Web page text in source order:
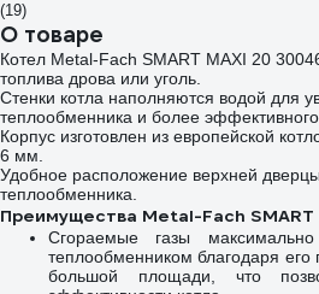
(19)
О товаре
Котел Metal-Fach SMART MAXI 20
топлива дрова или уголь.
Стенки котла наполняются водой для
теплообменника и более
Корпус изготовлен из европейской
6 мм.
Удобное расположение верхней дверцы
теплообменника.
Преимущества Metal-Fach SMART
Сгораемые газы
теплообменником благодаря его
большой площади, что